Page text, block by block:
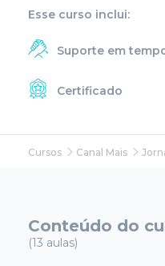
Esse curso inclui:
Suporte em
Certificado
Cursos Canal Mais
Conteúdo do
(13 aulas)